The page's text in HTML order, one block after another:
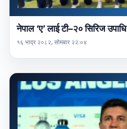
नेपाल ‘ए’ लाई टी–२० सिरिज उपाधि
१६ भाद्र २०८२, सोमबार २२:०४